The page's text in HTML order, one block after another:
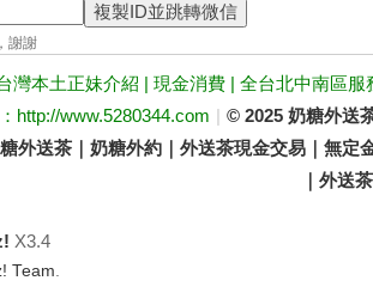
複製ID並跳轉微信
謝謝
灣本土正妹介紹 | 現金消費 | 全台北中南區
http://www.5280344.com | © 2025 奶糖外送
外送茶｜奶糖外約｜外送茶現金交易｜無
｜外送
X3.4
Team.